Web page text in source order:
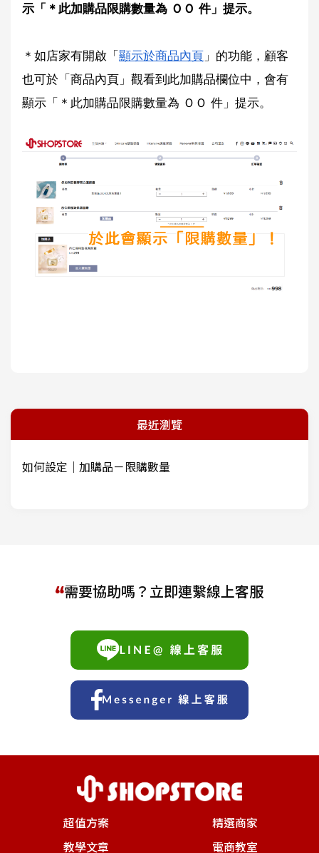
示「＊此加購品限購數量為 ＯＯ 件」提示。
＊如店家有開啟「顯示於商品內頁 」的功能，顧客
也可於「商品內頁」觀看到此加購品欄位中，會有
顯示「＊此加購品限購數量為 ＯＯ 件」提示。
最近瀏覽
如何設定｜加購品－限購數量
需要協助嗎？立即連繫線上客服
超值方案
精選商家
教學文章
電商教室